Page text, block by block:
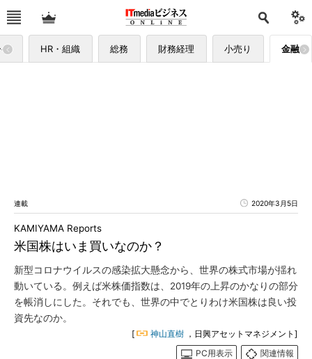
HR・組織 総務 財務経理 小売り 金融
連載 2020年3月5日
米国株はいま買いなのか？
KAMIYAMA Reports
新型コロナウイルスの感染拡大懸念から、世界の株式市場が揺れ
動いている。例えば米株価指数は、2019年の上昇のかなりの部分
を帳消しにした。それでも、世界の中でとりわけ米国株は良い投
資先なのか。
[ 神山直樹 ，日興アセットマネジメント]
PC用表示
関連情報